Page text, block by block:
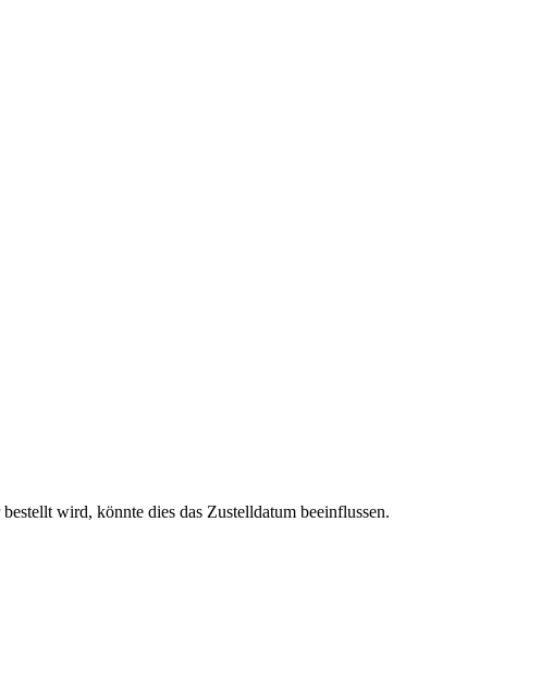
wird, könnte dies das Zustelldatum beeinflussen.